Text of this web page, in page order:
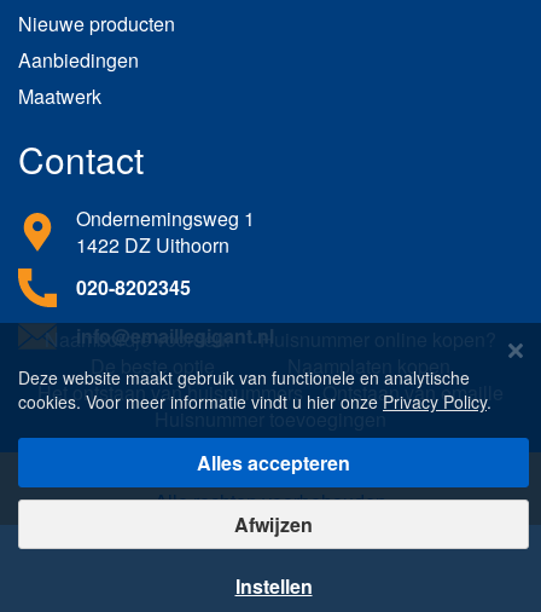
Nieuwe producten
Aanbiedingen
Maatwerk
Contact
Ondernemingsweg 1
1422 DZ Uithoorn
020-8202345
info@emaillegigant.nl
Naambordje voordeur
Huisnummer online kopen?
De beste optie
Naamplaten kopen
Het ontstaan van huisnummers
Ontstaan van emaille
Huisnummer toevoegingen
Copyright © 1987-heden Willems Classics BV
Alle rechten voorbehouden
Deze website maakt gebruik van functionele en analytische
cookies. Voor meer informatie vindt u hier onze Privacy Policy.
Alles accepteren
Afwijzen
Instellen